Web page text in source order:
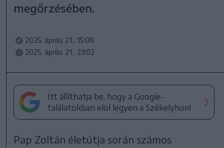
megőrzésében.
2025. április 21., 15:08
2025. április 21., 23:02
Itt állíthatja be, hogy a Google-
találatokban elöl legyen a Székelyhon!
Pap Zoltán életútja során számos